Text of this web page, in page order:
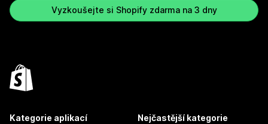
Vyzkoušejte si Shopify zdarma na 3 dny
Kategorie aplikací Nejčastější kategorie